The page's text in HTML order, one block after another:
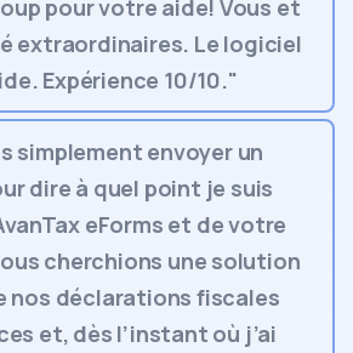
pour votre aide! Vous et
extraordinaires. Le logiciel
Expérience 10/10."
simplement envoyer un
dire à quel point je suis
eForms et de votre
cherchions une solution
nos déclarations fiscales
et, dès l’instant où j’ai